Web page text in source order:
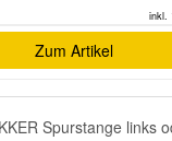
inkl.
Zum Artikel
Spurstange links